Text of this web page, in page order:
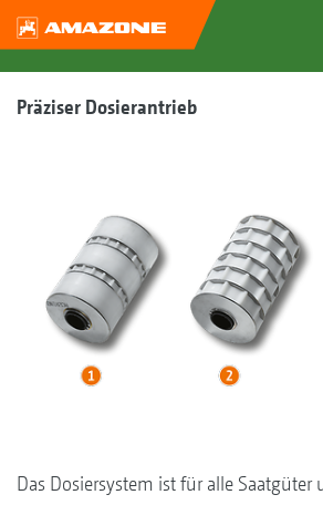
Präziser Dosierantrieb
Das Dosiersystem ist für alle Saatgüter